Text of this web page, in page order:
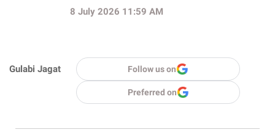
Gulabi Jagat
8 July 2026 11:59 AM
Follow us on
Preferred on